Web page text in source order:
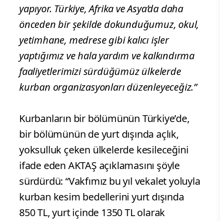
yapıyor. Türkiye, Afrika ve Asya’da daha
önceden bir şekilde dokunduğumuz, okul,
yetimhane, medrese gibi kalıcı işler
yaptığımız ve hala yardım ve kalkındırma
faaliyetlerimizi sürdüğümüz ülkelerde
kurban organizasyonları düzenleyeceğiz.”
Kurbanların bir bölümünün Türkiye’de,
bir bölümünün de yurt dışında açlık,
yoksulluk çeken ülkelerde kesileceğini
ifade eden AKTAŞ açıklamasını şöyle
sürdürdü: “Vakfımız bu yıl vekalet yoluyla
kurban kesim bedellerini yurt dışında
850 TL, yurt içinde 1350 TL olarak